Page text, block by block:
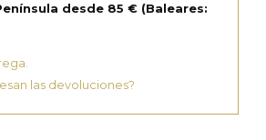
desde 85 € (Baleares:
las devoluciones?